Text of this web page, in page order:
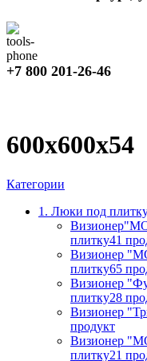
+7 800 201-26-46
600х600х54
Категории
1. Люки под
плитку41
Визионер
плитку65
Визионер
плитку28
Визионер
продукт
Визионер
плитку21